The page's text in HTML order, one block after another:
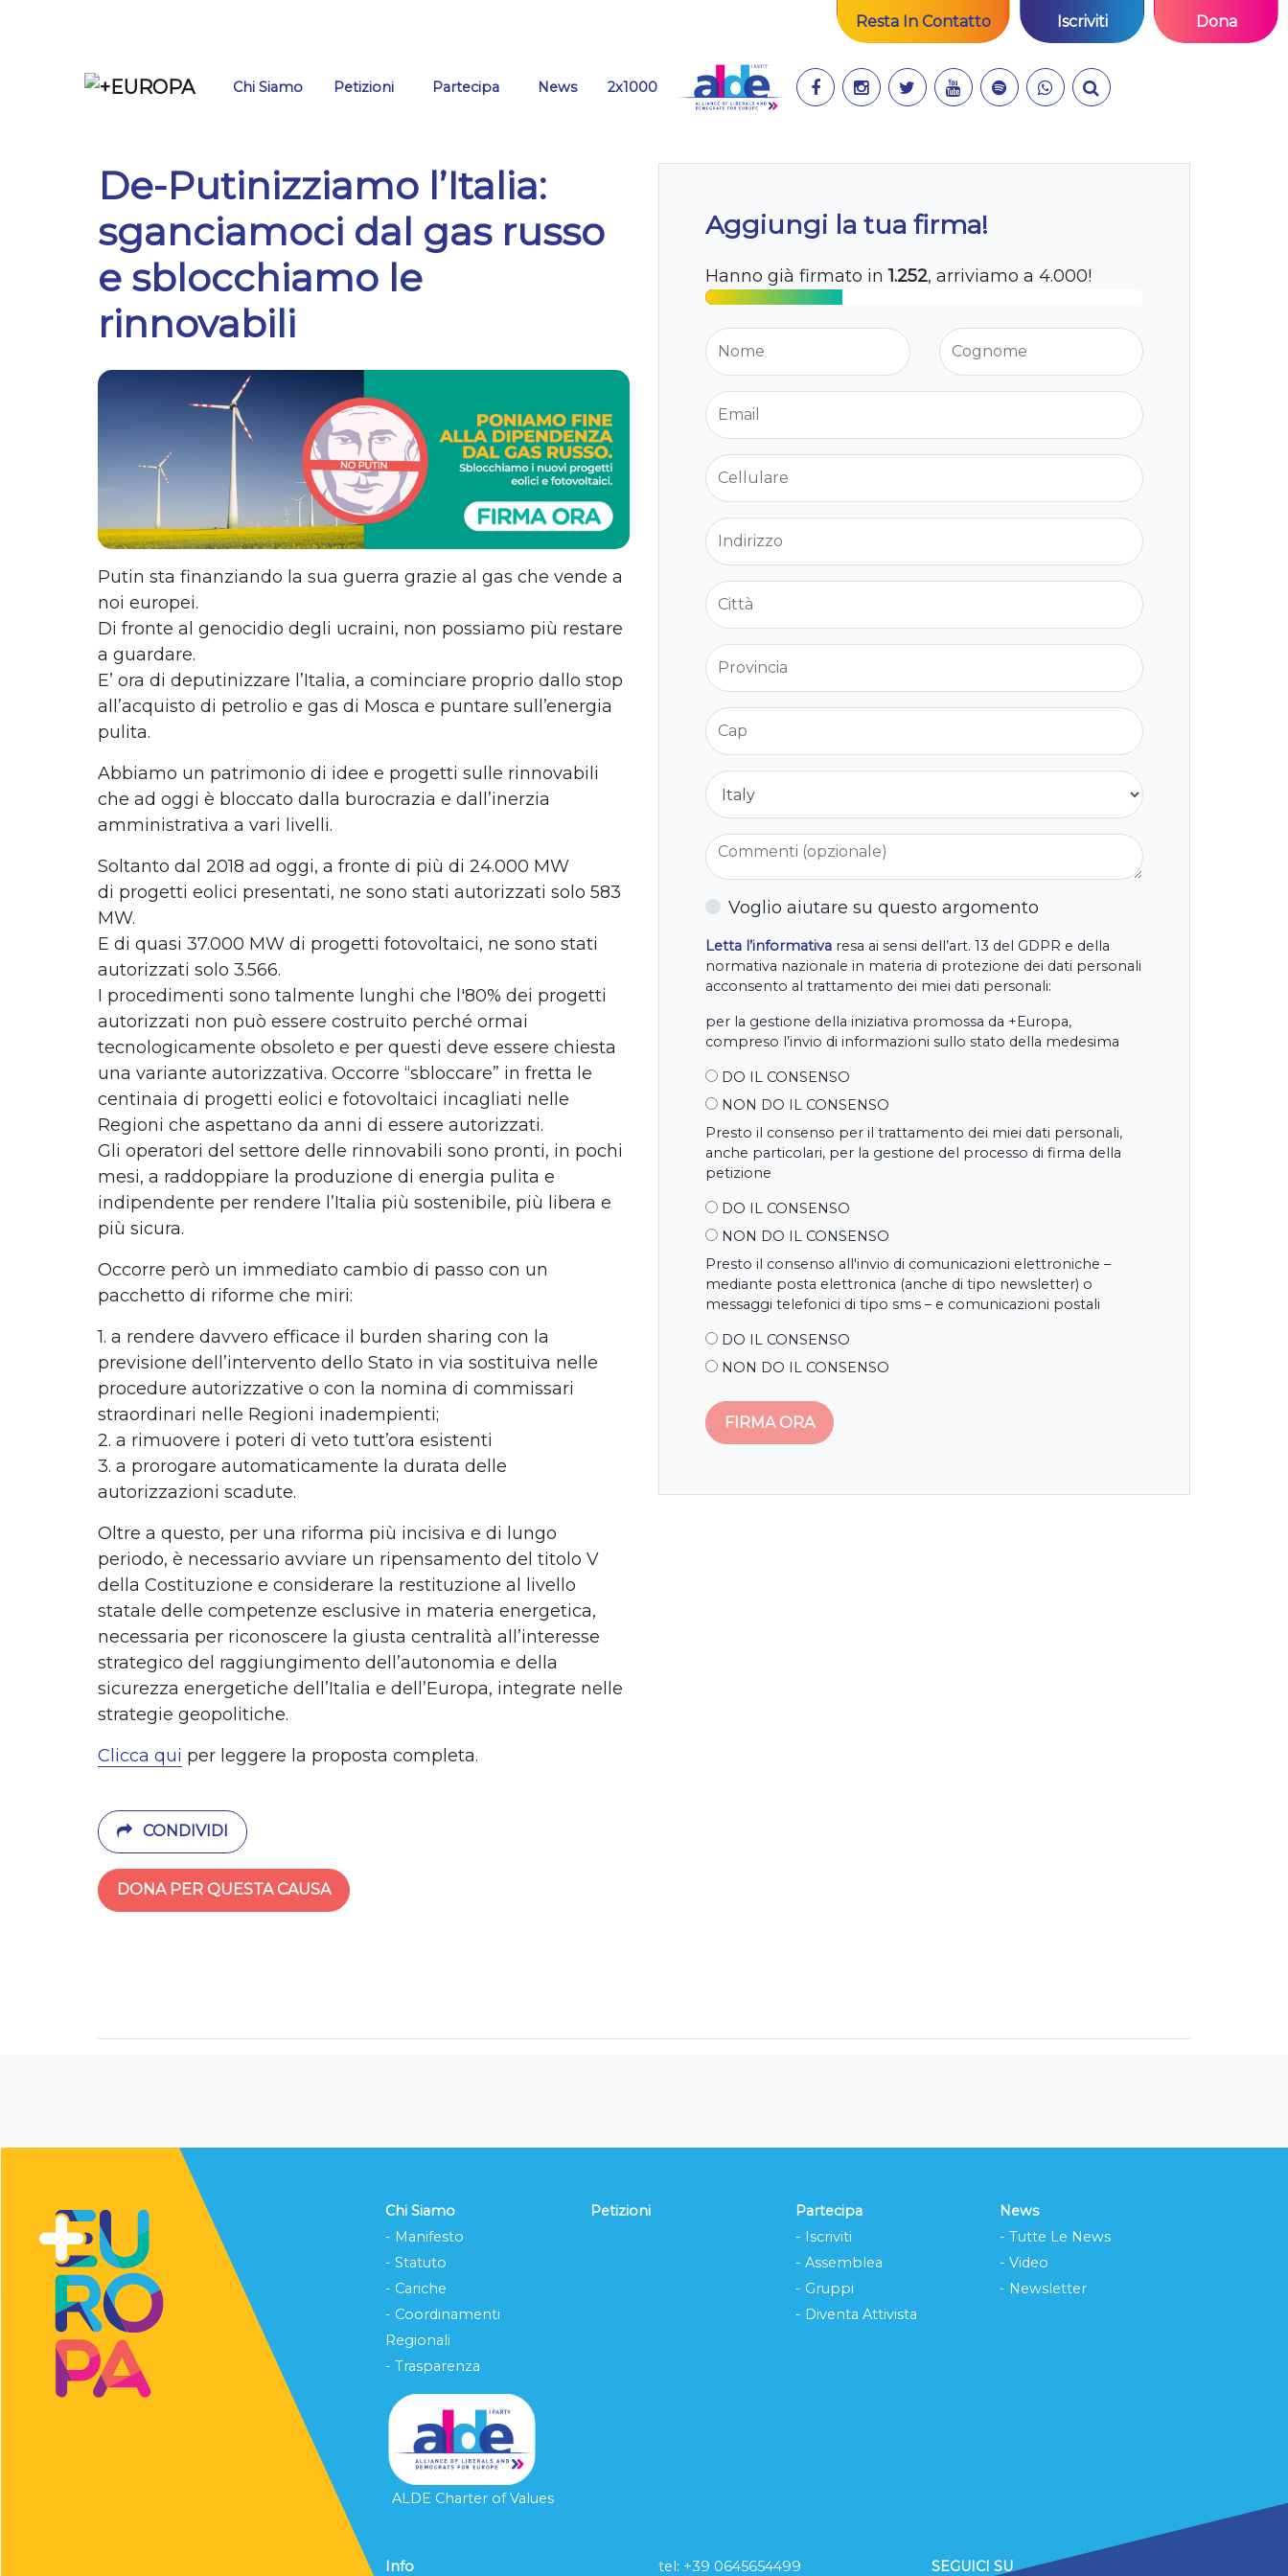
Resta In Contatto Iscriviti Dona
Chi Siamo Petizioni Partecipa News 2x1000
De-Putinizziamo l’Italia:
sganciamoci dal gas russo
e sblocchiamo le
rinnovabili
Putin sta finanziando la sua guerra grazie al gas che vende a
noi europei.
Di fronte al genocidio degli ucraini, non possiamo più restare
a guardare.
E’ ora di deputinizzare l’Italia, a cominciare proprio dallo stop
all’acquisto di petrolio e gas di Mosca e puntare sull’energia
pulita.
Abbiamo un patrimonio di idee e progetti sulle rinnovabili
che ad oggi è bloccato dalla burocrazia e dall’inerzia
amministrativa a vari livelli.
Soltanto dal 2018 ad oggi, a fronte di più di 24.000 MW
di progetti eolici presentati, ne sono stati autorizzati solo 583
MW.
E di quasi 37.000 MW di progetti fotovoltaici, ne sono stati
autorizzati solo 3.566.
I procedimenti sono talmente lunghi che l'80% dei progetti
autorizzati non può essere costruito perché ormai
tecnologicamente obsoleto e per questi deve essere chiesta
una variante autorizzativa. Occorre “sbloccare” in fretta le
centinaia di progetti eolici e fotovoltaici incagliati nelle
Regioni che aspettano da anni di essere autorizzati.
Gli operatori del settore delle rinnovabili sono pronti, in pochi
mesi, a raddoppiare la produzione di energia pulita e
indipendente per rendere l’Italia più sostenibile, più libera e
più sicura.
Occorre però un immediato cambio di passo con un
pacchetto di riforme che miri:
1. a rendere davvero efficace il burden sharing con la
previsione dell’intervento dello Stato in via sostituiva nelle
procedure autorizzative o con la nomina di commissari
straordinari nelle Regioni inadempienti;
2. a rimuovere i poteri di veto tutt’ora esistenti
3. a prorogare automaticamente la durata delle
autorizzazioni scadute.
Oltre a questo, per una riforma più incisiva e di lungo
periodo, è necessario avviare un ripensamento del titolo V
della Costituzione e considerare la restituzione al livello
statale delle competenze esclusive in materia energetica,
necessaria per riconoscere la giusta centralità all’interesse
strategico del raggiungimento dell’autonomia e della
sicurezza energetiche dell’Italia e dell’Europa, integrate nelle
strategie geopolitiche.
Clicca qui per leggere la proposta completa.
CONDIVIDI
DONA PER QUESTA CAUSA
Aggiungi la tua firma!
Hanno già firmato in1.252, arriviamo a 4.000!
Nome Cognome
Email
Cellulare
Indirizzo
Città
Provincia
Cap
Nazione
Commenti (opzionale)
Voglio aiutare su questo argomento
Letta l’informativa resa ai sensi dell’art. 13 del GDPR e della
normativa nazionale in materia di protezione dei dati personali
acconsento al trattamento dei miei dati personali:
per la gestione della iniziativa promossa da +Europa,
compreso l’invio di informazioni sullo stato della medesima
DO IL CONSENSO
NON DO IL CONSENSO
Presto il consenso per il trattamento dei miei dati personali,
anche particolari, per la gestione del processo di firma della
petizione
DO IL CONSENSO
NON DO IL CONSENSO
Presto il consenso all'invio di comunicazioni elettroniche –
mediante posta elettronica (anche di tipo newsletter) o
messaggi telefonici di tipo sms – e comunicazioni postali
DO IL CONSENSO
NON DO IL CONSENSO
Chi Siamo
- Manifesto
- Statuto
- Cariche
- Coordinamenti
Regionali
- Trasparenza
ALDE Charter of Values
Petizioni
Partecipa
- Iscriviti
- Assemblea
- Gruppi
- Diventa Attivista
News
- Tutte Le News
- Video
- Newsletter
Info tel: ‭+39 0645654499 SEGUICI SU